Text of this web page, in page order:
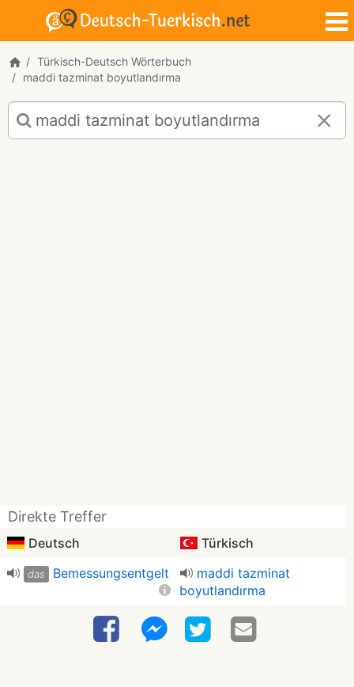
Türkisch-Deutsch Wörterbuch
maddi tazminat boyutlandırma
Türkisch-
Deutsch
Übersetzung
Direkte Treffer
Deutsch Türkisch
das Bemessungsentgelt
maddi tazminat
boyutlandırma